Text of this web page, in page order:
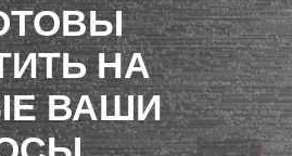
НА
ВАШИ